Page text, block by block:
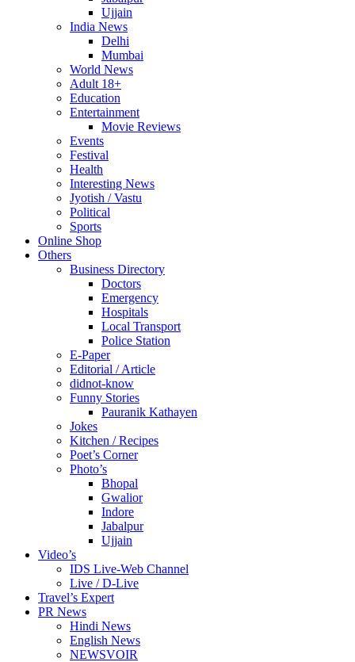
Ujjain
India News
Delhi
Mumbai
World News
Adult 18+
Education
Entertainment
Movie Reviews
Events
Festival
Health
Interesting News
Jyotish / Vastu
Political
Sports
Online Shop
Others
Business Directory
Doctors
Emergency
Hospitals
Local Transport
Police Station
E-Paper
Editorial / Article
didnot-know
Funny Stories
Pauranik Kathayen
Jokes
Kitchen / Recipes
Poet’s Corner
Photo’s
Bhopal
Gwalior
Indore
Jabalpur
Ujjain
Video’s
IDS Live-Web Channel
Live / D-Live
Travel’s Expert
PR News
Hindi News
English News
NEWSVOIR